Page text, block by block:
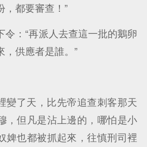
，都要審查！”
令：“再派人去查這一批的鵝卵
，供應者是誰。”
變了天，比先帝追查刺客那天
，但凡是沾上邊的，哪怕是小
婢也都被抓起來，往慎刑司裡